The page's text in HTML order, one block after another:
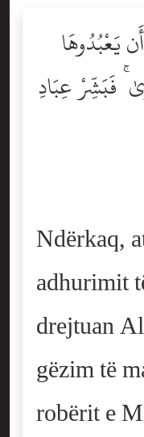
يَعْبُدُوهَا
فَبَشِّرْ عِبَادِ
Ndërkaq,
adhurimit
drejtuan
gëzim të
robërit e